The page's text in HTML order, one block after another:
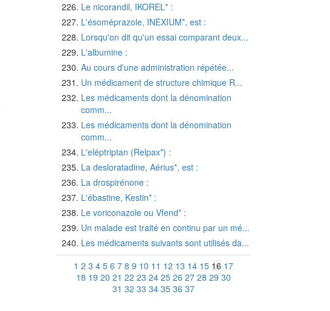
Le nicorandil, IKOREL* :
L'ésoméprazole, INEXIUM*, est :
Lorsqu'on dit qu'un essai comparant deux...
L'albumine :
Au cours d'une administration répétée...
Un médicament de structure chimique R...
Les médicaments dont la dénomination
comm...
Les médicaments dont la dénomination
comm...
L'eléptriptan (Relpax*) :
La desloratadine, Aérius*, est :
La drospirénone :
L'ébastine, Kestin* :
Le voriconazole ou Vfend* :
Un malade est traité en continu par un mé...
Les médicaments suivants sont utilisés da...
1 2 3 4 5 6 7 8 9 10 11 12 13 14 15 16 17
18 19 20 21 22 23 24 25 26 27 28 29 30
31 32 33 34 35 36 37